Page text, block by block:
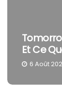
Et Ce
6 Août